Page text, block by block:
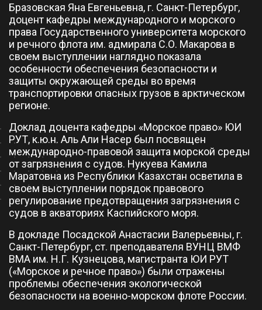
Бразовская Яна Евгеньевна, г. Санкт-Петербург,
доцент кафедры международного и морского
права Государственного университета морского
и речного флота им. адмирала С.О. Макарова в
своем выступлении наглядно показала
особенности обеспечения безопасности и
защиты окружающей среды во время
транспортировки опасных грузов в арктическом
регионе.
Доклад доцента кафедры «Морское право» ЮИ
РУТ, к.ю.н. Аль Али Насер был посвящен
международно-правовой защита морской среды
от загрязнения с судов. Нукуева Камила
Маратовна из Республики Казахстан осветила в
своем выступлении порядок правового
регулирование предотвращения загрязнения с
судов в акваториях Каспийского моря.
В докладе Посадской Анастасии Валерьевны, г.
Санкт-Петербург, ст. преподавателя ВУНЦ ВМФ
ВМА им. Н.Г. Кузнецова, магистранта ЮИ РУТ
(«Морское и речное право») были отражены
проблемы обеспечения экологической
безопасности на военно-морском флоте России.